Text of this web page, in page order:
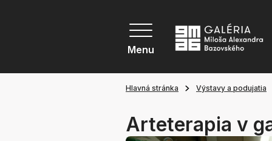
Menu
Hlavná stránka Výstavy a podujatia
Arteterapia v